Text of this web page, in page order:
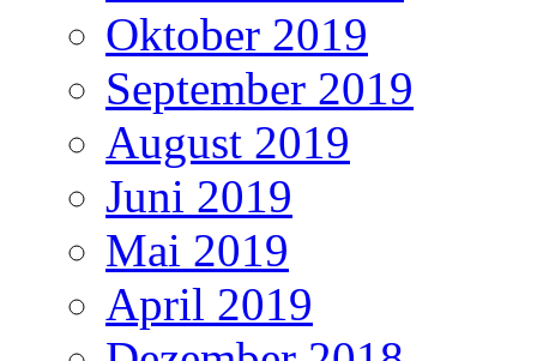
Oktober 2019
September 2019
August 2019
Juni 2019
Mai 2019
April 2019